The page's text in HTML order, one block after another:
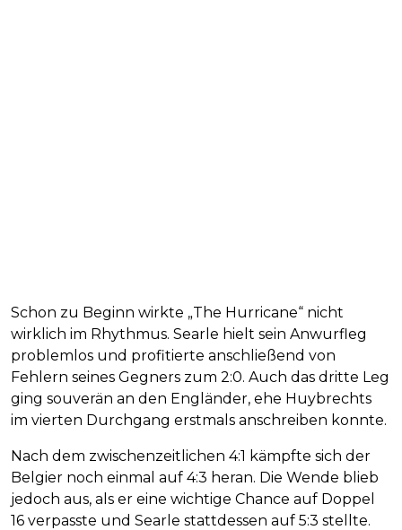
Schon zu Beginn wirkte „The Hurricane“ nicht
wirklich im Rhythmus. Searle hielt sein Anwurfleg
problemlos und profitierte anschließend von
Fehlern seines Gegners zum 2:0. Auch das dritte Leg
ging souverän an den Engländer, ehe Huybrechts
im vierten Durchgang erstmals anschreiben konnte.
Nach dem zwischenzeitlichen 4:1 kämpfte sich der
Belgier noch einmal auf 4:3 heran. Die Wende blieb
jedoch aus, als er eine wichtige Chance auf Doppel
16 verpasste und Searle stattdessen auf 5:3 stellte.